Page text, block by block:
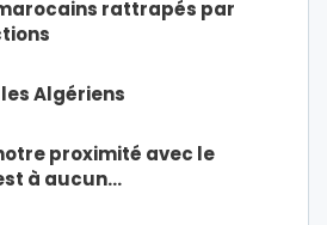
rattrapés par
Algériens
proximité avec le
à aucun…